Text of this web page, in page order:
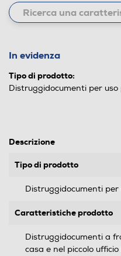
In evidenza
Tipo di prodotto:
Distruggidocumenti per uso
Descrizione
Tipo di prodotto
Distruggidocumenti per
Caratteristiche prodotto
Distruggidocumenti a
casa e nel piccolo